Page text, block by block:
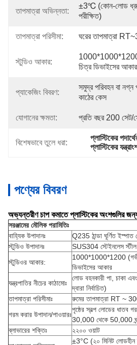
তাপমাত্রা অভিন্নতা:
±3℃ (কোন-লোড
পরীক্ষিত)
তাপমাত্রা পরিসীমা: ঘরের তাপমাত্রা
স্টুডিও আকার:
1000*1000*1200
চিত্র ডিভাইসের আকার
প্যাকেজিং বিবরণ:
সমুদ্র পরিবহন বা
কাঠের কেস
যোগানের ক্ষমতা: প্রতি বছর 200 সেট/
বিশেষভাবে তুলে ধরা:
প্লাস্টিকের
প্লাস্টিকের
পণ্যের বিবরণ
অভ্যন্তরীণ চাপ কমাতে প্লাস্টিকের অংশগুলির
সরঞ্জামের মৌলিক পরামিতিঃ
বাহ্যিক উপাদানঃ
Q235 ঠান্ডা ঘূর্ণিত ইস্পাত
স্টুডিও উপাদানঃ
SUS304 স্টেইনলেস স্টীল
স্টুডিওর আকার:
1000*1000*1200
ডিভাইসের আকার
যন্ত্রপাতির নীচের কাঠামোঃ
লোড বহনকারী পা, চাকা
দ্বারা নির্বাচিত)
তাপমাত্রা পরিসীমাঃ
রুমের তাপমাত্রা RT ~
গরম করার উপাদান/পাওয়ারঃ
পৃষ্ঠের স্বল্প লোডের ধাতব
30,000 থেকে 50,000
ব্লাভারের শক্তিঃ
২২০০ ওয়াট
±3°C (২০ মিনিট লোডহীন